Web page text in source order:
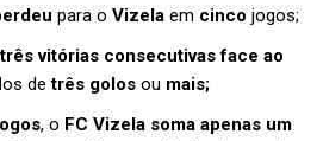
para o Vizela em cinco jogos;
vitórias consecutivas face ao
detrês golos ou mais;
, o FC Vizela soma apenas um